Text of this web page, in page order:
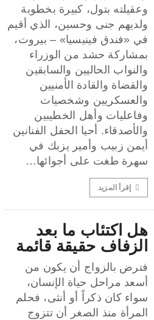
وعقيلته بتول، كبيرة بخطوبة
ولديهم جنى وحسين، الذي أقيم
في «فندق فينيسيا» – بيروت،
بمشاركة حشد من الوزراء
والنواب الحاليين والسابقين
والقضاة والقادة الأمنيين
والعسكريين وشخصيات
وفاعليات وأهل الخطيبين
والأصدقاء. أحيا الحفل الفنانين
أيمن زبيب وأمير يزبك في
سهرة طغت على أجوائها…
إقرأ المزيد
هل اكتئاب ما بعد
الزفاف حقيقة قائمة
فترض بالزواج أن يكون من
أسعد مراحل حياة الإنسان،
سواء كان ذكراً أو أنثى، فحلم
المرأة منذ الصغر أن تتزوج